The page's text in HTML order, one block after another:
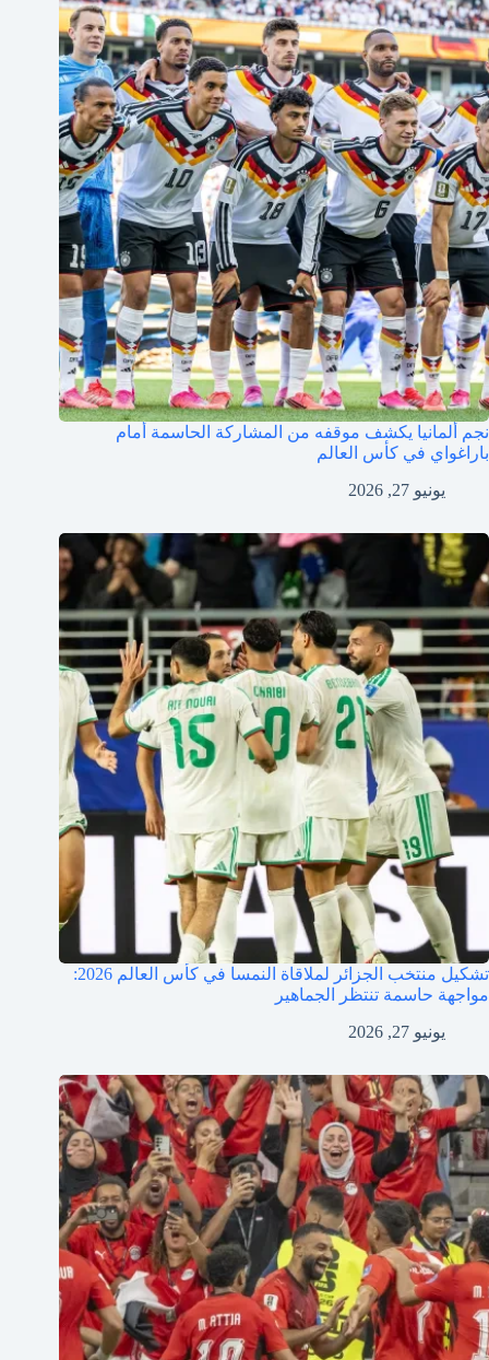
نجم ألمانيا يكشف موقفه من المشاركة الحاسمة أمام
باراغواي في كأس العالم
يونيو 27, 2026
تشكيل منتخب الجزائر لملاقاة النمسا في كأس العالم 2026:
مواجهة حاسمة تنتظر الجماهير
يونيو 27, 2026